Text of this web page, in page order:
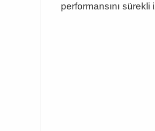
performansını